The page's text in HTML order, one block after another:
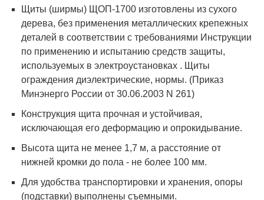
Щиты (ширмы) ЩОП-1700 изготовлены из сухого
дерева, без применения металлических крепежных
деталей в соответствии с требованиями Инструкции
по применению и испытанию средств защиты,
используемых в электроустановках . Щиты
ограждения диэлектрические, нормы. (Приказ
Минэнерго России от 30.06.2003 N 261)
Конструкция щита прочная и устойчивая,
исключающая его деформацию и опрокидывание.
Высота щита не менее 1,7 м, а расстояние от
нижней кромки до пола - не более 100 мм.
Для удобства транспортировки и хранения, опоры
(подставки) выполнены съемными.